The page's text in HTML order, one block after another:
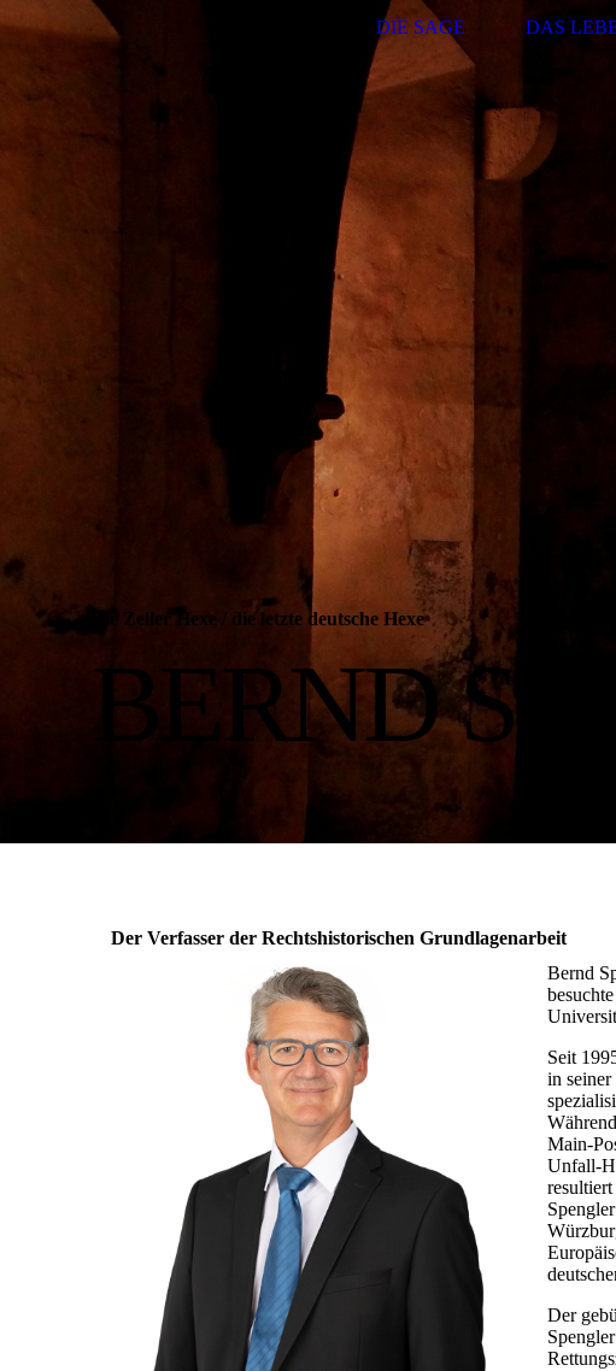
DIE SAGE DAS
Die Zeller Hexe / die letzte deutsche Hexe
BERND
Der Verfasser der Rechtshistorischen Grundlagenarbeit
Bernd
Seit
in
Main-
Unfall-
Der